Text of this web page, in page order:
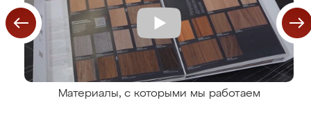
Материалы, с которыми мы работаем